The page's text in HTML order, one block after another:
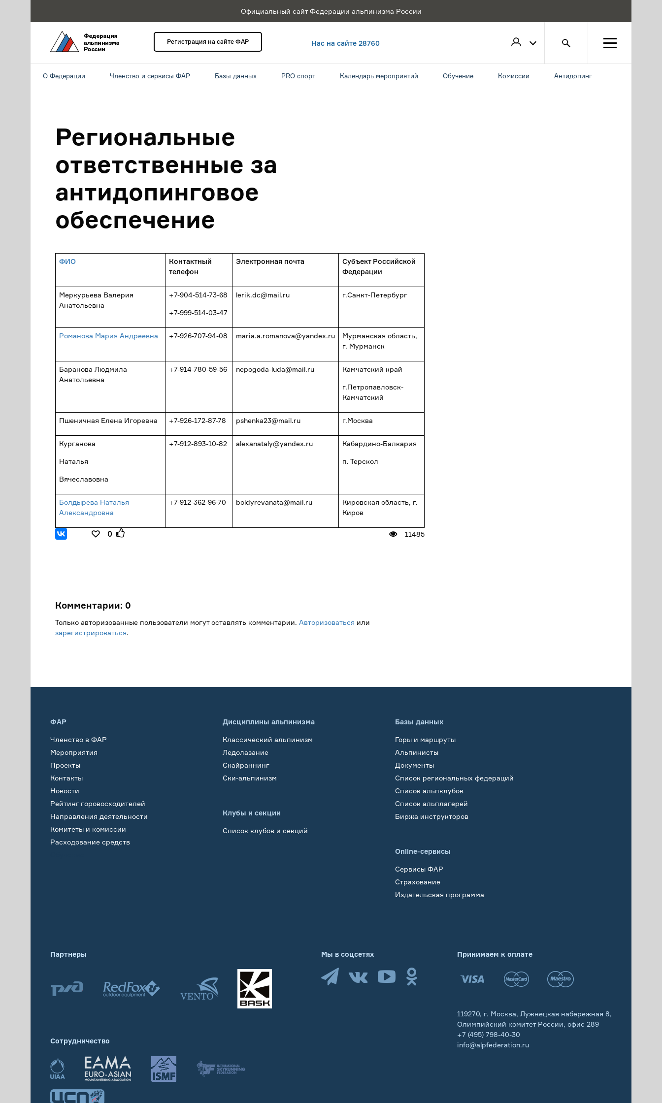
Официальный сайт Федерации альпинизма России
Регистрация на сайте ФАР Нас на сайте 28760
О Федерации Членство и сервисы ФАР Базы данных PRO спорт Календарь мероприятий Обучение Комиссии Антидопинг
Региональные
ответственные за
антидопинговое
обеспечение
ФИО
Контактный
телефон
Электронная почта
Субъект Российской
Федерации
Меркурьева Валерия
Анатольевна
+7-904-514-73-68
+7-999-514-03-47
lerik.dc@mail.ru г.Санкт-Петербург
Романова Мария Андреевна +7-926-707-94-08 maria.a.romanova@yandex.ru
Мурманская область,
г. Мурманск
Баранова Людмила
Анатольевна
+7-914-780-59-56 nepogoda-luda@mail.ru Камчатский край
г.Петропавловск-
Камчатский
Пшеничная Елена Игоревна +7-926-172-87-78 pshenka23@mail.ru г.Москва
Курганова
Наталья
Вячеславовна
+7-912-893-10-82 alexanataly@yandex.ru Кабардино-Балкария
п. Терскол
Болдырева Наталья
Александровна
+7-912-362-96-70 boldyrevanata@mail.ru
Кировская область, г.
Киров
0 11485
Комментарии: 0
Только авторизованные пользователи могут оставлять комментарии. Авторизоваться или
зарегистрироваться.
ФАР
Членство в ФАР
Мероприятия
Проекты
Контакты
Новости
Рейтинг горовосходителей
Направления деятельности
Комитеты и комиссии
Расходование средств
Дисциплины альпинизма
Классический альпинизм
Ледолазание
Скайраннинг
Ски-альпинизм
Клубы и секции
Список клубов и секций
Базы данных
Горы и маршруты
Альпинисты
Документы
Список региональных федераций
Список альпклубов
Список альплагерей
Биржа инструкторов
Online-сервисы
Сервисы ФАР
Страхование
Издательская программа
Партнеры
Сотрудничество
Принимаем к оплате
119270, г. Москва, Лужнецкая набережная 8,
Олимпийский комитет России, офис 289
+7 (495) 798-40-30
info@alpfederation.ru
Мы в соцсетях